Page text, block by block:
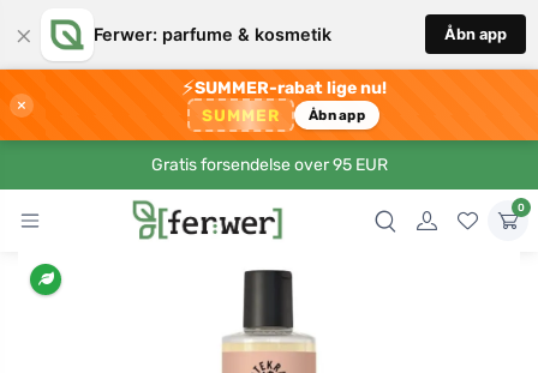
× Ferwer: parfume & kosmetik Åbn app
×
⚡SUMMER-rabat lige nu!
SUMMER Åbn app
Gratis forsendelse over 95 EUR
0